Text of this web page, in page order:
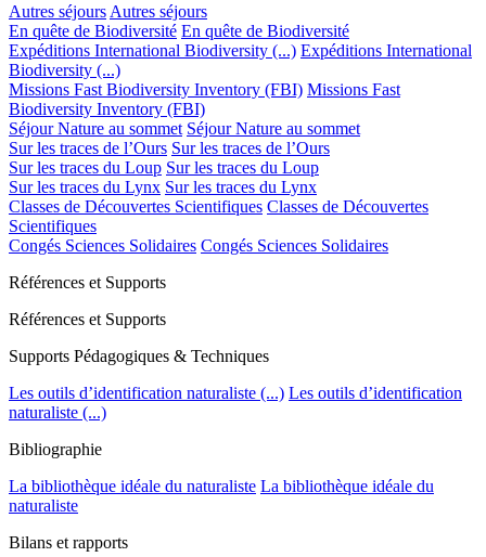
Autres séjours Autres séjours
En quête de Biodiversité En quête de Biodiversité
Expéditions International Biodiversity (...) Expéditions International
Biodiversity (...)
Missions Fast Biodiversity Inventory (FBI) Missions Fast
Biodiversity Inventory (FBI)
Séjour Nature au sommet Séjour Nature au sommet
Sur les traces de l’Ours Sur les traces de l’Ours
Sur les traces du Loup Sur les traces du Loup
Sur les traces du Lynx Sur les traces du Lynx
Classes de Découvertes Scientifiques Classes de Découvertes
Scientifiques
Congés Sciences Solidaires Congés Sciences Solidaires
Références et Supports
Références et Supports
Supports Pédagogiques & Techniques
Les outils d’identification naturaliste (...) Les outils d’identification
naturaliste (...)
Bibliographie
La bibliothèque idéale du naturaliste La bibliothèque idéale du
naturaliste
Bilans et rapports